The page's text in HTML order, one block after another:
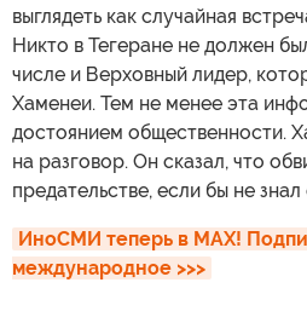
выглядеть как случайная
Никто в Тегеране не должен
числе и Верховный лидер,
Хаменеи. Тем не менее эта
достоянием общественности.
на разговор. Он сказал, что
предательстве, если бы не
ИноСМИ теперь в MAX!
международное >>>